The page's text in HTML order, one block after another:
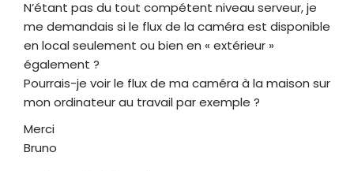
N’étant pas du tout compétent niveau serveur, je
me demandais si le flux de la caméra est disponible
en local seulement ou bien en « extérieur »
également ?
Pourrais-je voir le flux de ma caméra à la maison sur
mon ordinateur au travail par exemple ?
Merci
Bruno